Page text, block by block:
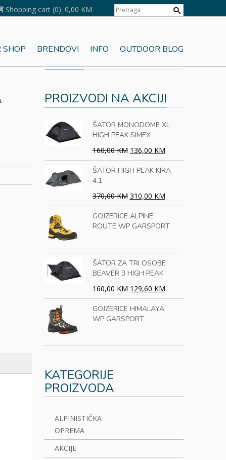
Shopping cart (0): 0,00 KM
SHOP BRENDOVI INFO OUTDOOR BLOG
PROIZVODI NA AKCIJI
ŠATOR MONODOME XL
HIGH PEAK SIMEX
160,00 KM 136,00 KM
ŠATOR HIGH PEAK KIRA
4.1
370,00 KM 310,00 KM
GOJZERICE ALPINE
ROUTE WP GARSPORT
ŠATOR ZA TRI OSOBE
BEAVER 3 HIGH PEAK
160,00 KM 129,60 KM
GOJZERICE HIMALAYA
WP GARSPORT
KATEGORIJE
PROIZVODA
ALPINISTIČKA
OPREMA
AKCIJE